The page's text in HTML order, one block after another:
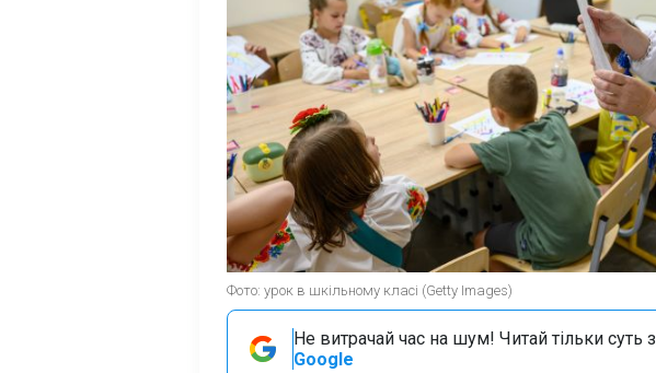
Фото: урок в шкільному класі (Getty Images)
Не витрачай час на шум! Читай тільки суть з
Google